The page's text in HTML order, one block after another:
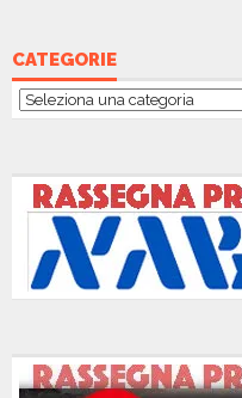
CATEGORIE
Categorie